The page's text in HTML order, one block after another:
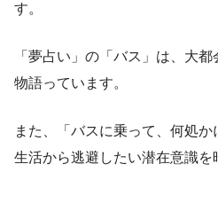
す。
「夢占い」の「バス」は、大
物語っています。
また、「バスに乗って、何処
生活から逃避したい潜在意識を